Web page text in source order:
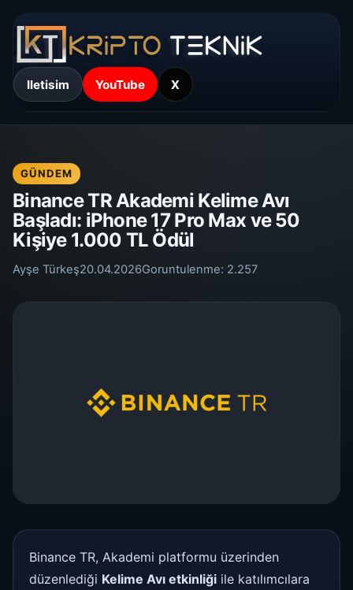
Iletisim YouTube X
GÜNDEM
Binance TR Akademi Kelime Avı
Başladı: iPhone 17 Pro Max ve 50
Kişiye 1.000 TL Ödül
Ayşe Türkeş20.04.2026Goruntulenme: 2.257
Binance TR, Akademi platformu üzerinden
düzenlediği Kelime Avı etkinliği ile katılımcılara